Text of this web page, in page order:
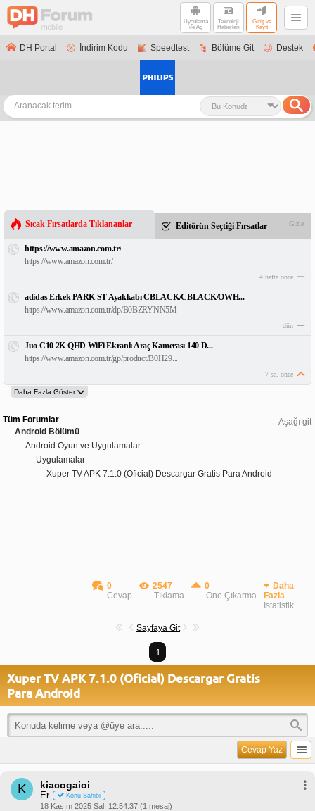
Uygulama
ile Aç
Teknoloji
Haberleri
Giriş ve
Kayıt
DH Portal İndirim Kodu Speedtest Bölüme Git Destek
Sıcak Fırsatlarda Tıklananlar Editörün Seçtiği Fırsatlar Gizle
https://www.amazon.com.tr/
https://www.amazon.com.tr/
4 hafta önce
adidas Erkek PARK ST Ayakkabı CBLACK/CBLACK/OWH...
https://www.amazon.com.tr/dp/B0BZRYNN5M
dün
Juo C10 2K QHD WiFi Ekranlı Araç Kamerası 140 D...
https://www.amazon.com.tr/gp/product/B0H29...
7 sa. önce
Aşağı git
Tüm Forumlar
Android Bölümü
Android Oyun ve Uygulamalar
Uygulamalar
Xuper TV APK 7.1.0 (Oficial) Descargar Gratis Para Android
0
Cevap
2547
Tıklama
0
Öne Çıkarma
Daha
Fazla
İstatistik
Sayfaya Git
1
Xuper TV APK 7.1.0 (Oficial) Descargar Gratis
Para Android
Cevap Yaz
K kiacogaioi
Er Konu Sahibi
18 Kasım 2025 Salı 12:54:37 (1 mesaj)